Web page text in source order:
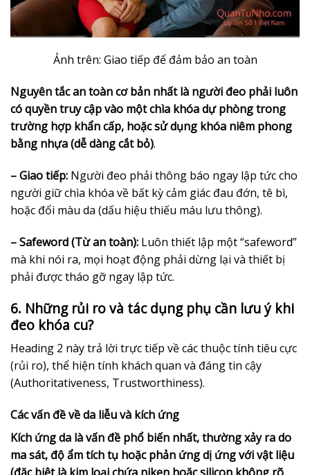
Ảnh trên: Giao tiếp để đảm bảo an toàn
Nguyên tắc an toàn cơ bản nhất là người đeo phải luôn
có quyền truy cập vào một chìa khóa dự phòng trong
trường hợp khẩn cấp, hoặc sử dụng khóa niêm phong
bằng nhựa (dễ dàng cắt bỏ).
– Giao tiếp: Người đeo phải thông báo ngay lập tức cho
người giữ chìa khóa về bất kỳ cảm giác đau đớn, tê bì,
hoặc đổi màu da (dấu hiệu thiếu máu lưu thông).
– Safeword (Từ an toàn): Luôn thiết lập một “safeword”
mà khi nói ra, mọi hoạt động phải dừng lại và thiết bị
phải được tháo gỡ ngay lập tức.
6. Những rủi ro và tác dụng phụ cần lưu ý khi
đeo khóa cu?
Heading 2 này trả lời trực tiếp về các thuộc tính tiêu cực
(rủi ro), thể hiện tính khách quan và đáng tin cậy
(Authoritativeness, Trustworthiness).
Các vấn đề về da liễu và kích ứng
Kích ứng da là vấn đề phổ biến nhất, thường xảy ra do
ma sát, độ ẩm tích tụ hoặc phản ứng dị ứng với vật liệu